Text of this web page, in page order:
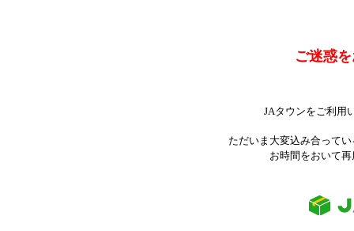
ご迷惑
JAタウンをご利用
ただいま大変込み合って
お時間をおいて